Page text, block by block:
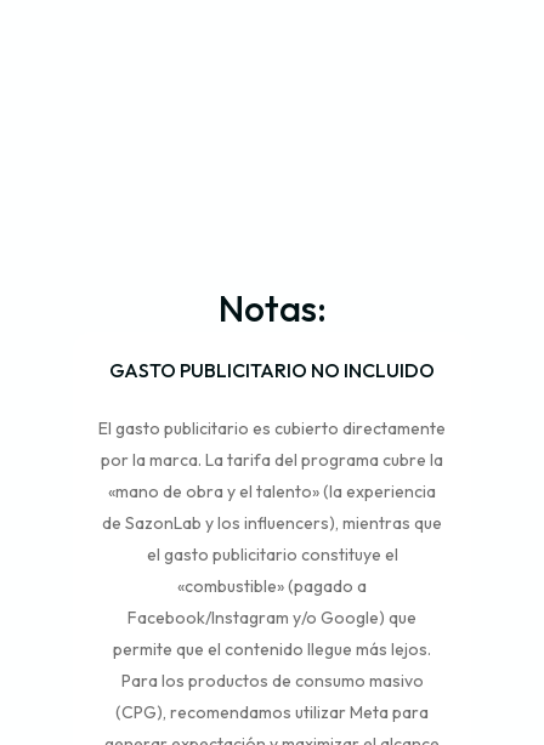
Notas:
GASTO PUBLICITARIO NO INCLUIDO
El gasto publicitario es cubierto directamente
por la marca. La tarifa del programa cubre la
«mano de obra y el talento» (la experiencia
de SazonLab y los influencers), mientras que
el gasto publicitario constituye el
«combustible» (pagado a
Facebook/Instagram y/o Google) que
permite que el contenido llegue más lejos.
Para los productos de consumo masivo
(CPG), recomendamos utilizar Meta para